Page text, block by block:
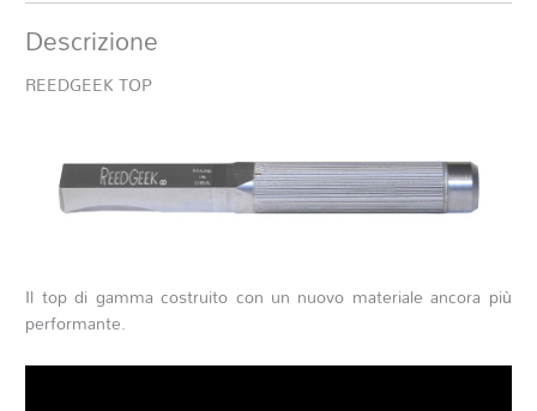
Descrizione
REEDGEEK TOP
Il top di gamma costruito con un nuovo materiale ancora più
performante.